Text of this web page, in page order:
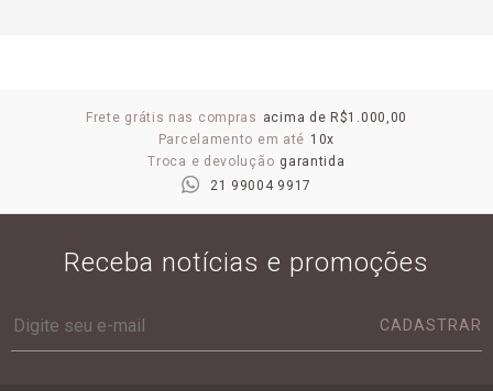
Frete grátis nas compras acima de R$1.000,00
Parcelamento em até 10x
Troca e devolução garantida
21 99004 9917
Receba notícias e promoções
CADASTRAR